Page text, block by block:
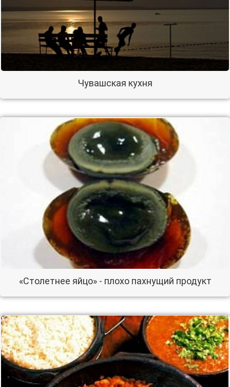
Чувашская кухня
«Столетнее яйцо» - плохо пахнущий продукт